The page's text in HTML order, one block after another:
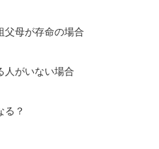
父母が存命の場合
人がいない場合
る？